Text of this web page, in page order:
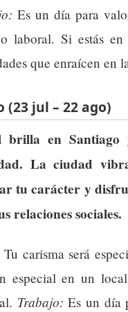
Es un día para
laboral. Si estás
que enraícen en
(23 jul – 22 ago)
brilla en Santiago
La ciudad
tu carácter y
relaciones sociales.
Tu carisma será
especial en un
Trabajo: Es un día